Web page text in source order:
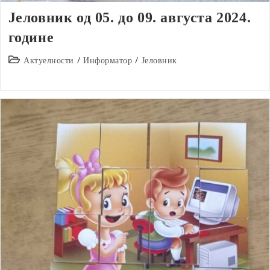
Јеловник од 05. до 09. августа 2024.
године
PostАктуелности / Информатор / Јеловник